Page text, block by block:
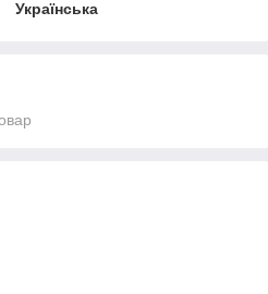
Українська